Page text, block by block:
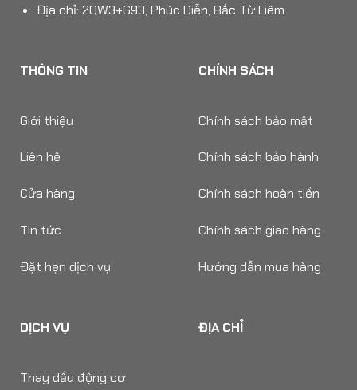
Địa chỉ: 2QW3+G93, Phúc Diễn, Bắc Từ Liêm
THÔNG TIN
Giới thiệu
Liên hệ
Cửa hàng
Tin tức
Đặt hẹn dịch vụ
CHÍNH SÁCH
Chính sách bảo mật
Chính sách bảo hành
Chính sách hoàn tiền
Chính sách giao hàng
Hướng dẫn mua hàng
DỊCH VỤ
Thay dầu động cơ
ĐỊA CHỈ